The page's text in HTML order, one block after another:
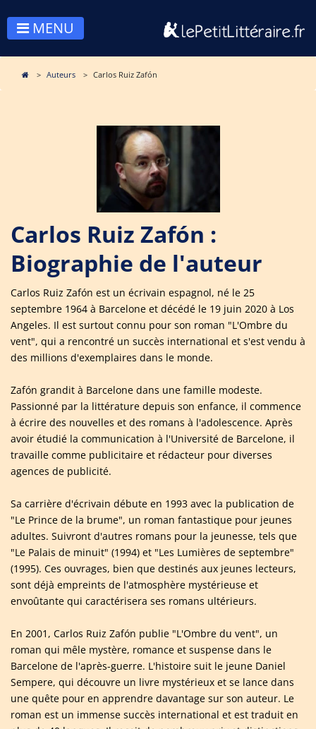
MENU
Auteurs Carlos Ruiz Zafón
Carlos Ruiz Zafón :
Biographie de l'auteur
Carlos Ruiz Zafón est un écrivain espagnol, né le 25
septembre 1964 à Barcelone et décédé le 19 juin 2020 à Los
Angeles. Il est surtout connu pour son roman "L'Ombre du
vent", qui a rencontré un succès international et s'est vendu à
des millions d'exemplaires dans le monde.
Zafón grandit à Barcelone dans une famille modeste.
Passionné par la littérature depuis son enfance, il commence
à écrire des nouvelles et des romans à l'adolescence. Après
avoir étudié la communication à l'Université de Barcelone, il
travaille comme publicitaire et rédacteur pour diverses
agences de publicité.
Sa carrière d'écrivain débute en 1993 avec la publication de
"Le Prince de la brume", un roman fantastique pour jeunes
adultes. Suivront d'autres romans pour la jeunesse, tels que
"Le Palais de minuit" (1994) et "Les Lumières de septembre"
(1995). Ces ouvrages, bien que destinés aux jeunes lecteurs,
sont déjà empreints de l'atmosphère mystérieuse et
envoûtante qui caractérisera ses romans ultérieurs.
En 2001, Carlos Ruiz Zafón publie "L'Ombre du vent", un
roman qui mêle mystère, romance et suspense dans le
Barcelone de l'après-guerre. L'histoire suit le jeune Daniel
Sempere, qui découvre un livre mystérieux et se lance dans
une quête pour en apprendre davantage sur son auteur. Le
roman est un immense succès international et est traduit en